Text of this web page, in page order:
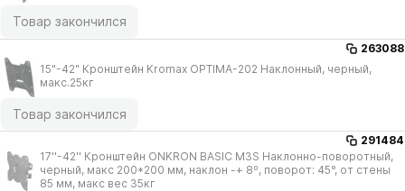
Товар закончился
263088
15"-42" Кронштейн Kromax OPTIMA-202 Наклонный, черный,
макс.25кг
Товар закончился
291484
17''-42'' Кронштейн ONKRON BASIC M3S Наклонно-поворотный,
черный, макс 200*200 мм, наклон -+ 8º, поворот: 45°, от стены
85 мм, макс вес 35кг